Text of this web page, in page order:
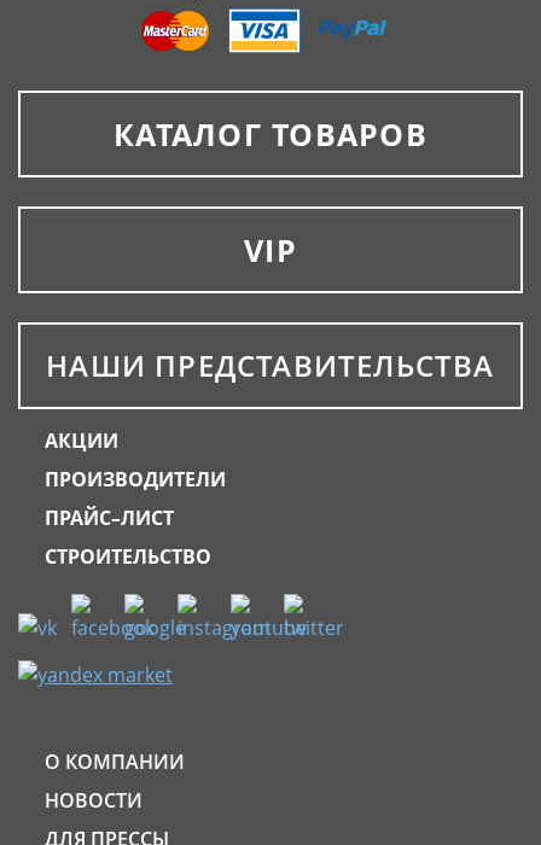
КАТАЛОГ ТОВАРОВ
VIP
НАШИ ПРЕДСТАВИТЕЛЬСТВА
АКЦИИ
ПРОИЗВОДИТЕЛИ
ПРАЙС–ЛИСТ
СТРОИТЕЛЬСТВО
О КОМПАНИИ
НОВОСТИ
ДЛЯ ПРЕССЫ